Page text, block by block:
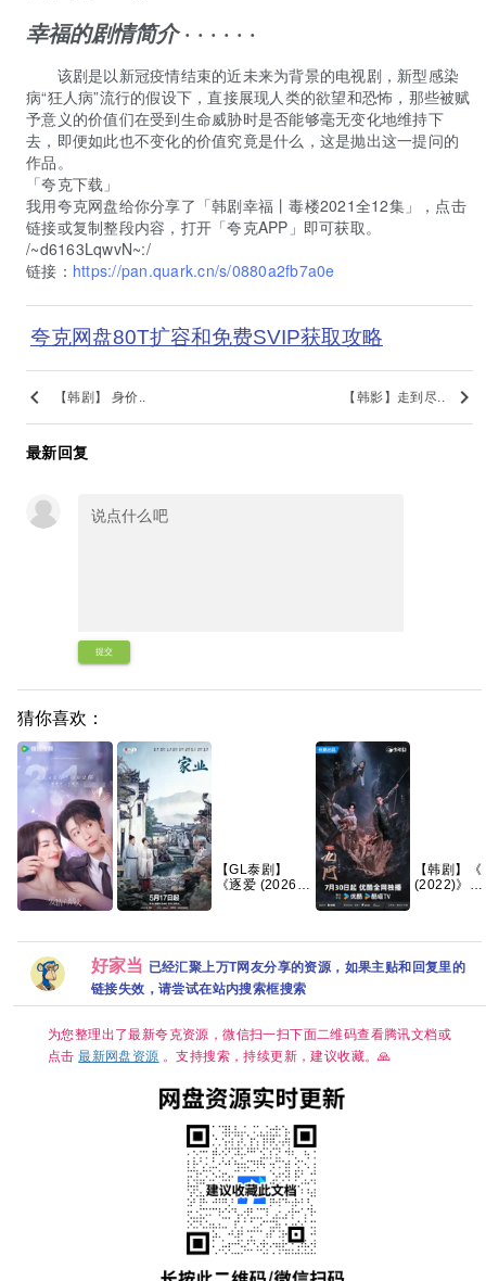
幸福的剧情简介· · · · · ·
该剧是以新冠疫情结束的近未来为背景的电视剧，新型感染
病“狂人病”流行的假设下，直接展现人类的欲望和恐怖，那些被赋
予意义的价值们在受到生命威胁时是否能够毫无变化地维持下
去，即便如此也不变化的价值究竟是什么，这是抛出这一提问的
作品。
「夸克下载」
我用夸克网盘给你分享了「韩剧幸福丨毒楼2021全12集」，点击
链接或复制整段内容，打开「夸克APP」即可获取。
/~d6163LqwvN~:/
链接： https://pan.quark.cn/s/0880a2fb7a0e
夸克网盘80T扩容和免费SVIP获取攻略
keyboard_arrow_left 【韩剧】 身价.. 【韩影】走到尽.. keyboard_arrow_right
最新回复
提交
猜你喜欢：
行男女) 已更30
传奇 古装女性
传奇 杨紫 韩东
君 已更最新 夸
克
【GL泰剧】
《逐爱 (2026)
【泰语中字】
【共8集】
新中
[4K+1080P.国
语中字网盘资
【韩剧】
(2022)》
好家当 已经汇聚上万T网友分享的资源，如果主贴和回复里的
链接失效，请尝试在站内搜索框搜索
为您整理出了最新夸克资源，微信扫一扫下面二维码查看腾讯文档或
点击最新网盘资源 。支持搜索，持续更新，建议收藏。🙏